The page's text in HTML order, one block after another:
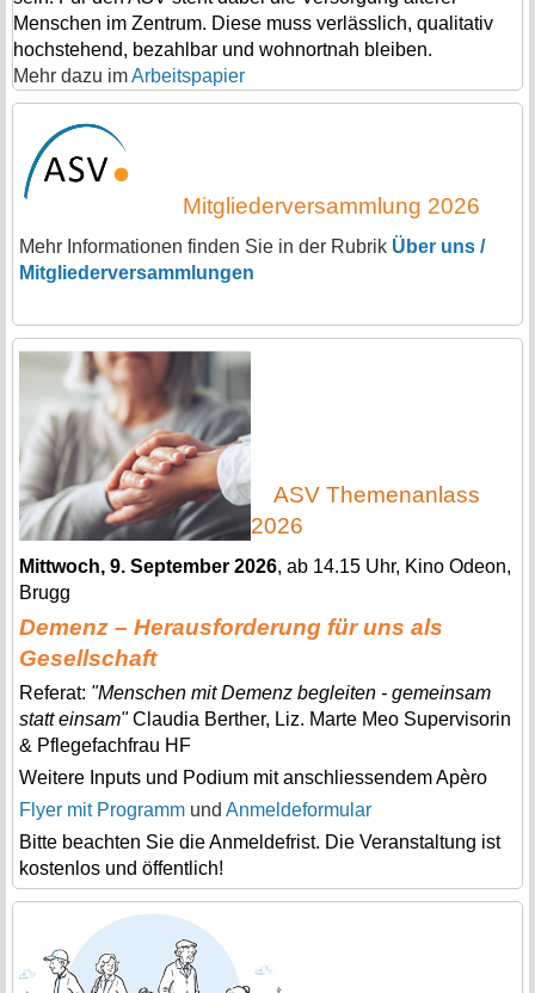
Menschen im Zentrum. Diese muss verlässlich, qualitativ
hochstehend, bezahlbar und wohnortnah bleiben.
Mehr dazu imArbeitspapier
Mitgliederversammlung 2026
Mehr Informationen finden Sie in der Rubrik Über uns /
Mitgliederversammlungen
ASV Themenanlass
2026
Mittwoch, 9. September 2026, ab 14.15 Uhr, Kino Odeon,
Brugg
Demenz – Herausforderung für uns als
Gesellschaft
Referat: "Menschen mit Demenz begleiten - gemeinsam
statt einsam"Claudia Berther, Liz. Marte Meo Supervisorin
& Pflegefachfrau HF
Weitere Inputs und Podium mit anschliessendem Apèro
Flyer mit Programm und Anmeldeformular
Bitte beachten Sie die Anmeldefrist. Die Veranstaltung ist
kostenlos und öffentlich!